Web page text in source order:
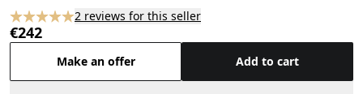
2 reviews for this seller
€242
Make an offer Add to cart